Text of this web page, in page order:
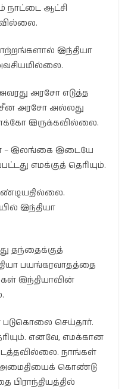
நாட்டை ஆட்சி
இந்தியா
அரசோ எடுத்த
சீன அரசோ அல்லது
இருக்கவில்லை.
– இலங்கை இடையே
எமக்குத் தெரியும்.
இந்தியா
தந்தைக்குத்
பயங்கரவாதத்தை
இந்தியாவின்
படுகொலை செய்தார்.
எனவே, எமக்கான
நாங்கள்
அமைதியைக் கொண்டு
பிராந்தியத்தில்